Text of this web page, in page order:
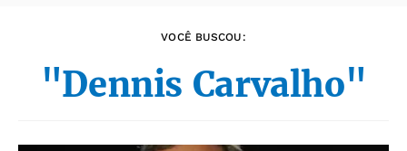
VOCÊ BUSCOU:
"Dennis Carvalho"